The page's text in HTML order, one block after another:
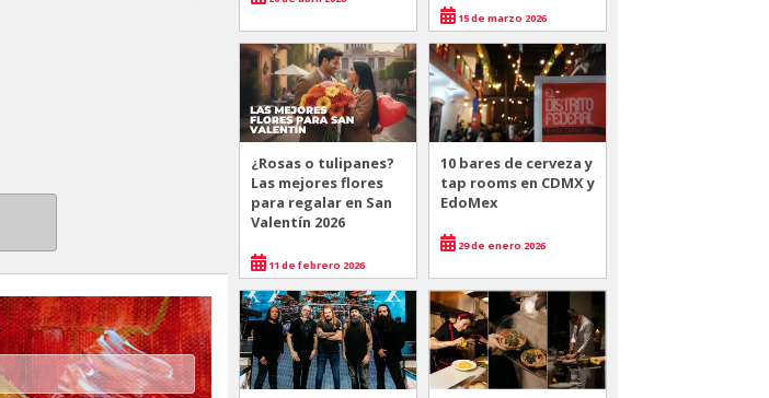
15 de marzo 2026
¿Rosas o tulipanes?
Las mejores flores
para regalar en San
Valentín 2026
11 de febrero 2026
10 bares de cerveza y
tap rooms en CDMX y
EdoMex
29 de enero 2026